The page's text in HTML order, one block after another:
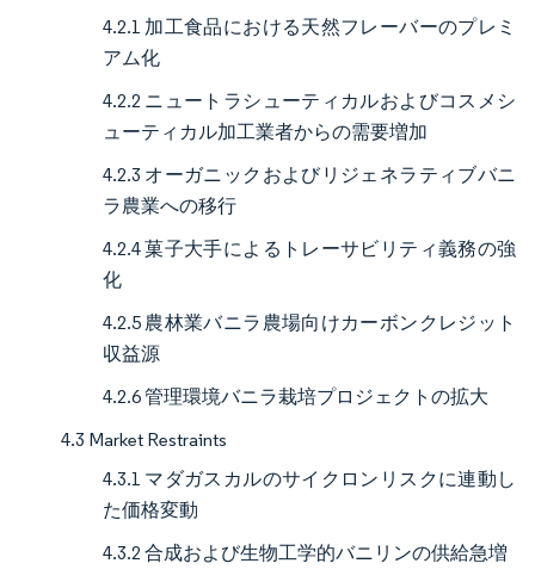
4.2.1 加工食品における天然フレーバーのプレミ
アム化
4.2.2 ニュートラシューティカルおよびコスメシ
ューティカル加工業者からの需要増加
4.2.3 オーガニックおよびリジェネラティブバニ
ラ農業への移行
4.2.4 菓子大手によるトレーサビリティ義務の強
化
4.2.5 農林業バニラ農場向けカーボンクレジット
収益源
4.2.6 管理環境バニラ栽培プロジェクトの拡大
4.3 Market Restraints
4.3.1 マダガスカルのサイクロンリスクに連動し
た価格変動
4.3.2 合成および生物工学的バニリンの供給急増